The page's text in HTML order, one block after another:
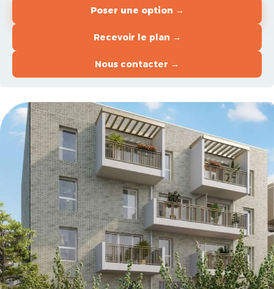
Poser une option →
Recevoir le plan →
Nous contacter →